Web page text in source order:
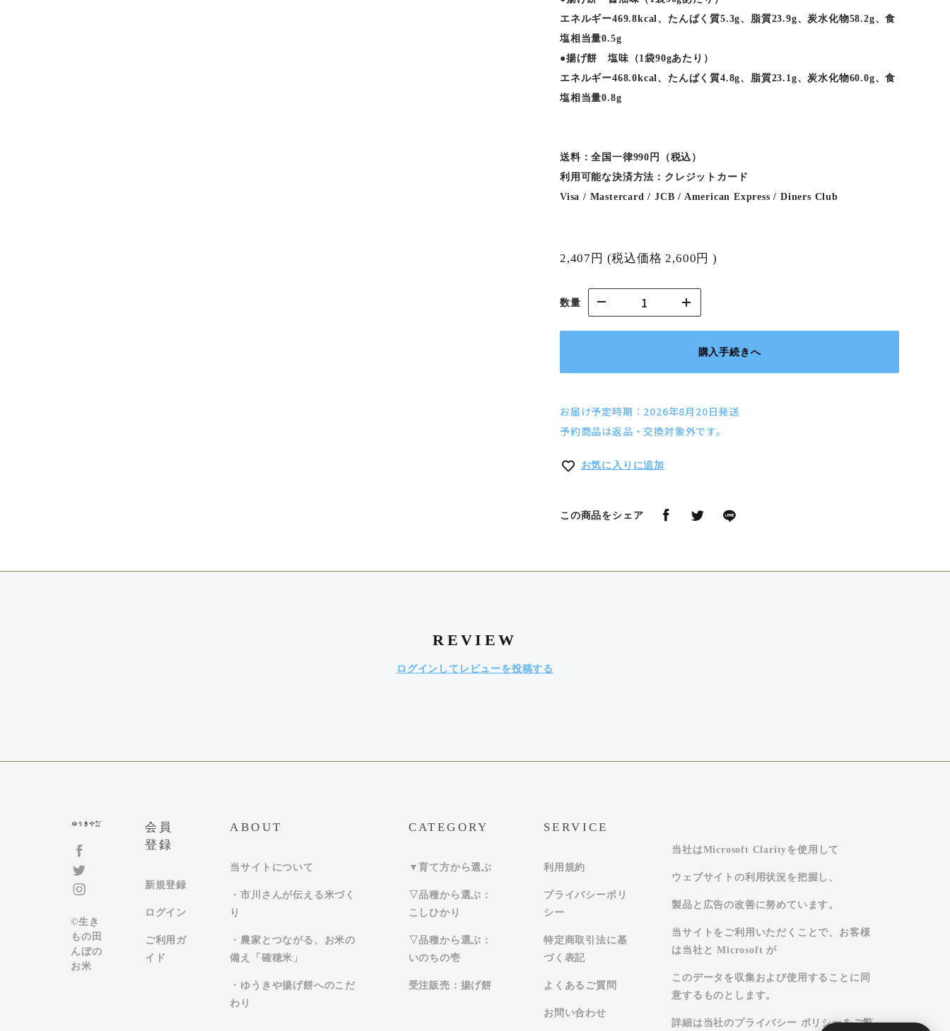
エネルギー469.8kcal、たんぱく質5.3g、脂質23.9g、炭水化物58.2g、食
塩相当量0.5g
●揚げ餅 塩味（1袋90gあたり）
エネルギー468.0kcal、たんぱく質4.8g、脂質23.1g、炭水化物60.0g、食
塩相当量0.8g
送料：全国一律990円（税込）
利用可能な決済方法：クレジットカード
Visa / Mastercard / JCB / American Express / Diners Club
2,407円 (税込価格2,600円 )
数量
購入手続きへ
お届け予定時期：2026年8月20日発送
予約商品は返品・交換対象外です。
お気に入りに追加
この商品をシェア
REVIEW
ログインしてレビューを投稿する
©生き
もの田
んぼの
お米
会員
登録
新規登録
ログイン
ご利用ガ
イド
ABOUT
当サイトについて
・市川さんが伝える米づく
り
・農家とつながる、お米の
備え「確穂米」
・ゆうきや揚げ餅へのこだ
わり
CATEGORY
▼育て方から選ぶ
▽品種から選ぶ：
こしひかり
▽品種から選ぶ：
いのちの壱
受注販売：揚げ餅
SERVICE
利用規約
プライバシーポリ
シー
特定商取引法に基
づく表記
よくあるご質問
お問い合わせ
当社はMicrosoft Clarityを使用して
ウェブサイトの利用状況を把握し、
製品と広告の改善に努めています。
当サイトをご利用いただくことで、お客様
は当社と Microsoft が
このデータを収集および使用することに同
意するものとします。
詳細は当社のプライバシー ポリシーをご覧